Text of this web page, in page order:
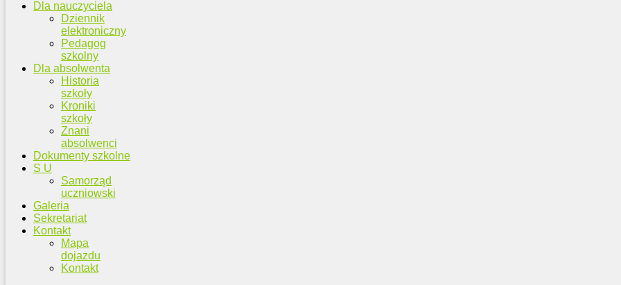
Dla nauczyciela
Dziennik
elektroniczny
Pedagog
szkolny
Dla absolwenta
Historia
szkoły
Kroniki
szkoły
Znani
absolwenci
Dokumenty szkolne
S U
Samorząd
uczniowski
Galeria
Sekretariat
Kontakt
Mapa
dojazdu
Kontakt